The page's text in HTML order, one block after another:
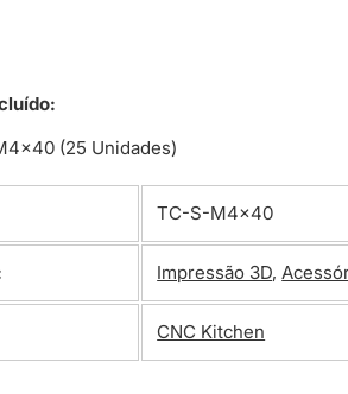
(25 Unidades)
TC-S-M4x40
Impressão 3D,
CNC Kitchen